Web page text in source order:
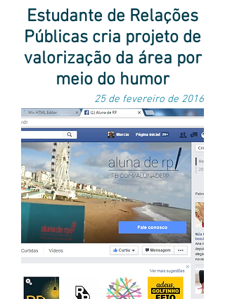
Estudante de Relações
Públicas cria projeto de
valorização da área por
meio do humor
25 de fevereiro de 2016